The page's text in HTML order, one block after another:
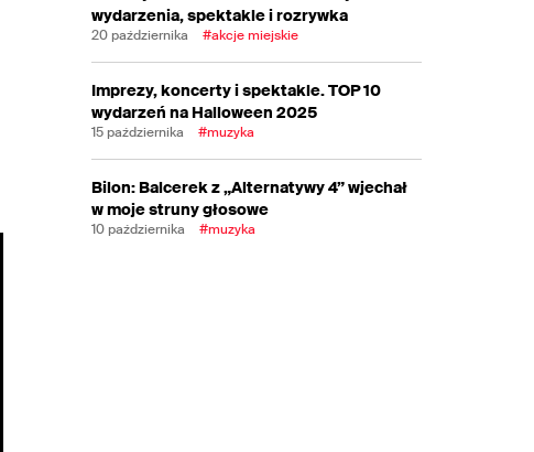
wydarzenia, spektakle i rozrywka
20 października #akcje miejskie
Imprezy, koncerty i spektakle. TOP 10
wydarzeń na Halloween 2025
15 października #muzyka
Bilon: Balcerek z „Alternatywy 4” wjechał
w moje struny głosowe
10 października #muzyka